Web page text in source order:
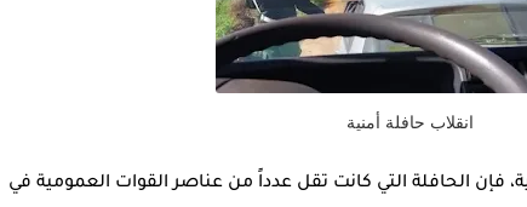
انقلاب حافلة أمنية
الحافلة التي كانت تقل عدداً من عناصر القوات العمومية في